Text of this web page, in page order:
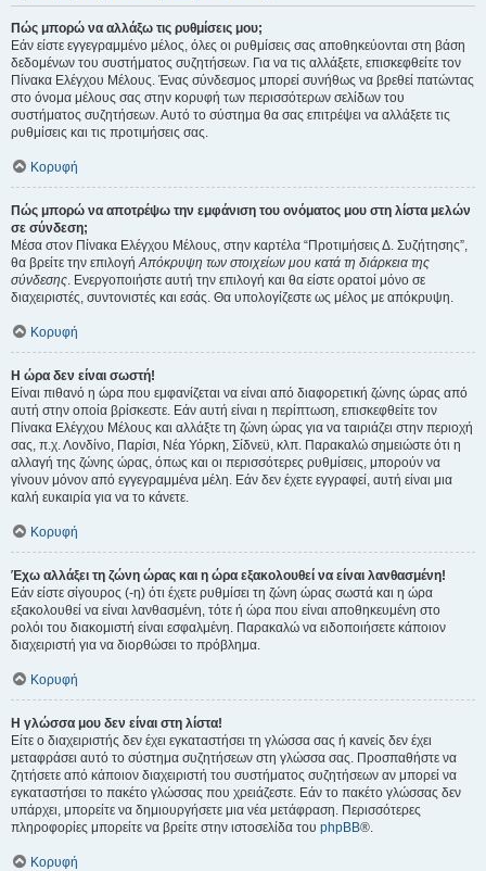
Πώς μπορώ να αλλάξω τις ρυθμίσεις μου;
Εάν είστε εγγεγραμμένο μέλος, όλες οι ρυθμίσεις σας αποθηκεύονται στη βάση
δεδομένων του συστήματος συζητήσεων. Για να τις αλλάξετε, επισκεφθείτε τον
Πίνακα Ελέγχου Μέλους. Ένας σύνδεσμος μπορεί συνήθως να βρεθεί πατώντας
στο όνομα μέλους σας στην κορυφή των περισσότερων σελίδων του
συστήματος συζητήσεων. Αυτό το σύστημα θα σας επιτρέψει να αλλάξετε τις
ρυθμίσεις και τις προτιμήσεις σας.
Κορυφή
Πώς μπορώ να αποτρέψω την εμφάνιση του ονόματος μου στη λίστα μελών
σε σύνδεση;
Μέσα στον Πίνακα Ελέγχου Μέλους, στην καρτέλα “Προτιμήσεις Δ. Συζήτησης”,
θα βρείτε την επιλογήΑπόκρυψη των στοιχείων μου κατά τη διάρκεια της
σύνδεσης. Ενεργοποιήστε αυτή την επιλογή και θα είστε ορατοί μόνο σε
διαχειριστές, συντονιστές και εσάς. Θα υπολογίζεστε ως μέλος με απόκρυψη.
Κορυφή
Η ώρα δεν είναι σωστή!
Είναι πιθανό η ώρα που εμφανίζεται να είναι από διαφορετική ζώνης ώρας από
αυτή στην οποία βρίσκεστε. Εάν αυτή είναι η περίπτωση, επισκεφθείτε τον
Πίνακα Ελέγχου Μέλους και αλλάξτε τη ζώνη ώρας για να ταιριάζει στην περιοχή
σας, π.χ. Λονδίνο, Παρίσι, Νέα Υόρκη, Σίδνεϋ, κλπ. Παρακαλώ σημειώστε ότι η
αλλαγή της ζώνης ώρας, όπως και οι περισσότερες ρυθμίσεις, μπορούν να
γίνουν μόνον από εγγεγραμμένα μέλη. Εάν δεν έχετε εγγραφεί, αυτή είναι μια
καλή ευκαιρία για να το κάνετε.
Κορυφή
Έχω αλλάξει τη ζώνη ώρας και η ώρα εξακολουθεί να είναι λανθασμένη!
Εάν είστε σίγουρος (-η) ότι έχετε ρυθμίσει τη ζώνη ώρας σωστά και η ώρα
εξακολουθεί να είναι λανθασμένη, τότε ή ώρα που είναι αποθηκευμένη στο
ρολόι του διακομιστή είναι εσφαλμένη. Παρακαλώ να ειδοποιήσετε κάποιον
διαχειριστή για να διορθώσει το πρόβλημα.
Κορυφή
Η γλώσσα μου δεν είναι στη λίστα!
Είτε ο διαχειριστής δεν έχει εγκαταστήσει τη γλώσσα σας ή κανείς δεν έχει
μεταφράσει αυτό το σύστημα συζητήσεων στη γλώσσα σας. Προσπαθήστε να
ζητήσετε από κάποιον διαχειριστή του συστήματος συζητήσεων αν μπορεί να
εγκαταστήσει το πακέτο γλώσσας που χρειάζεστε. Εάν το πακέτο γλώσσας δεν
υπάρχει, μπορείτε να δημιουργήσετε μια νέα μετάφραση. Περισσότερες
πληροφορίες μπορείτε να βρείτε στην ιστοσελίδα του phpBB®.
Κορυφή